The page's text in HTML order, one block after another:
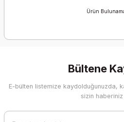
Ürün
Bültene
E-bülten listemize kaydolduğunuzda,
sizin haberiniz